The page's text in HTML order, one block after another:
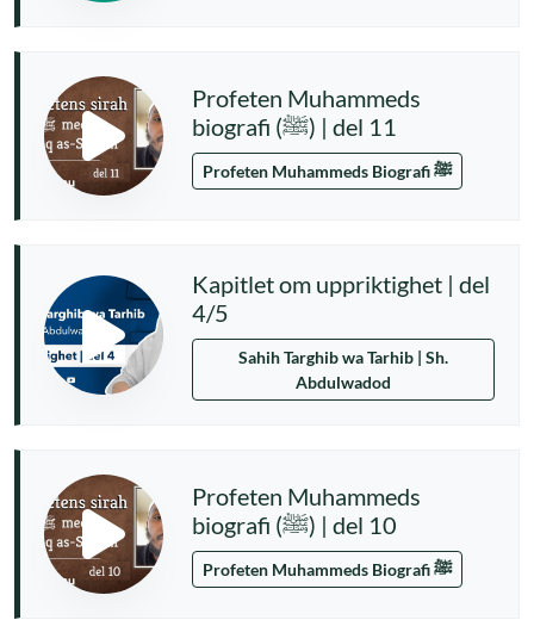
Profeten Muhammeds
biografi (ﷺ) | del 11
Profeten Muhammeds Biografi ﷺ
Kapitlet om uppriktighet | del
4/5
Sahih Targhib wa Tarhib | Sh.
Abdulwadod
Profeten Muhammeds
biografi (ﷺ) | del 10
Profeten Muhammeds Biografi ﷺ